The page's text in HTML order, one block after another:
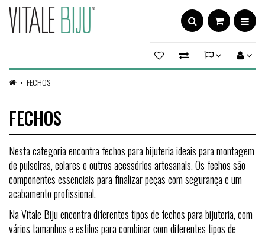
FECHOS
FECHOS
Nesta categoria encontra fechos para bijuteria ideais para montagem
de pulseiras, colares e outros acessórios artesanais. Os fechos são
componentes essenciais para finalizar peças com segurança e um
acabamento profissional.
Na Vitale Biju encontra diferentes tipos de fechos para bijuteria, com
vários tamanhos e estilos para combinar com diferentes tipos de